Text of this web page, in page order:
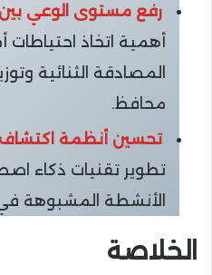
رفع مستوى الوعي
أهمية اتخاذ
المصادقة الثنائية
محافظ.
تحسين أنظمة
تطوير تقنيات ذكاء
الأنشطة المشبوهة
الخلاصة